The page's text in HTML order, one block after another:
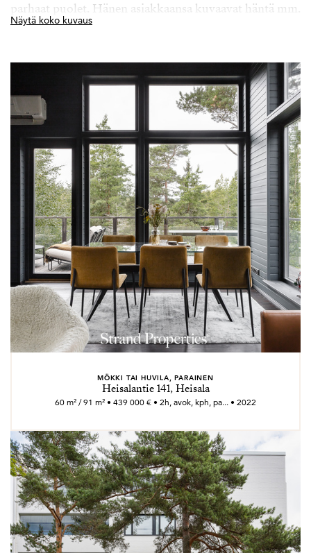
parhaat puolet. Hänen asiakkaansa kuvaavat häntä mm.
ammattimaisena ja asiantuntevana.
ruotsiksi ja englanniksi Varsinais-Suomen alueella.
Hänen kauttansa onnistuu myös saarikohteiden välitys.
Vapaa-aikansa Jenni viettää lastensa ja puolisonsa
kanssa Naantalin kodissaan, mökillään Paraisten
saaristossa, luonnossa ulkoillen sekä ryhmäliikunnan
parissa. Kiinteistönvälittäjänä työ ja vapaa-aika
kulkevat kuitenkin käsi kädessä ja Jennille on tärkeää
olla asiakkailleen aina tavoitettavissa paikasta ja ajasta
riippumatta.
Näytä koko kuvaus
MÖKKI TAI HUVILA, PARAINEN
Heisalantie 141, Heisala
60 m² / 91 m² • 439 000 € • 2h, avok, kph, pa... • 2022